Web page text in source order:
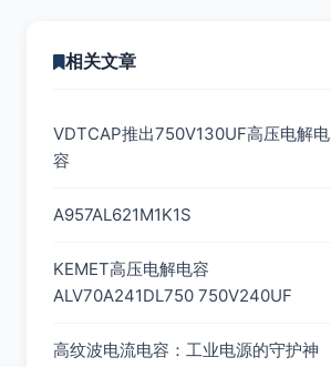
相关文章
VDTCAP推出750V130UF高压电解电
容
A957AL621M1K1S
KEMET高压电解电容
ALV70A241DL750 750V240UF
高纹波电流电容：工业电源的守护神